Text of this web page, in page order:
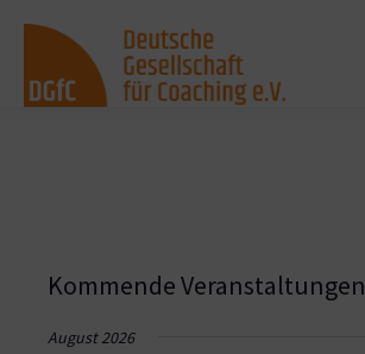
Kommende Veranstaltungen
August 2026